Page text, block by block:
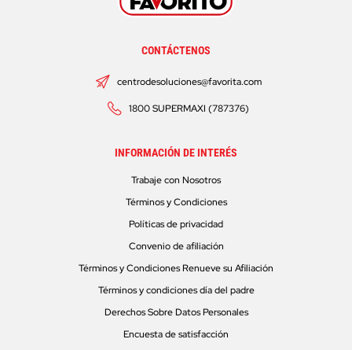
CONTÁCTENOS
centrodesoluciones@favorita.com
1800 SUPERMAXI (787376)
INFORMACIÓN DE INTERÉS
Trabaje con Nosotros
Términos y Condiciones
Políticas de privacidad
Convenio de afiliación
Términos y Condiciones Renueve su Afiliación
Términos y condiciones día del padre
Derechos Sobre Datos Personales
Encuesta de satisfacción